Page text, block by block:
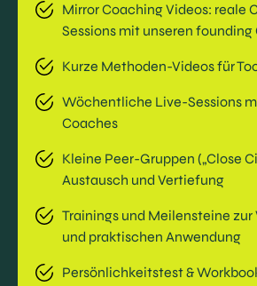
Mirror Coaching Videos: reale
Sessions mit unseren founding
Kurze Methoden-Videos für
Wöchentliche Live-Sessions
Coaches
Kleine Peer-Gruppen („Close
Austausch und Vertiefung
Trainings und Meilensteine
und praktischen Anwendung
Persönlichkeitstest &